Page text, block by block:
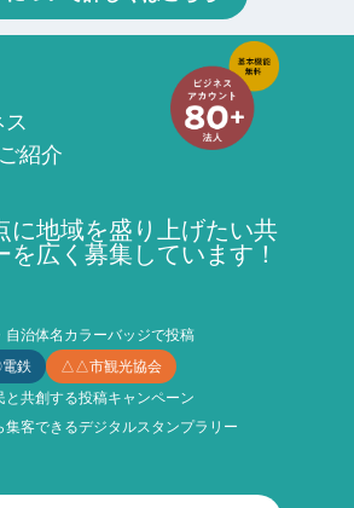
紹介
に地域を盛り上げたい共
を広く募集しています！
治体名カラーバッジで投稿
鉄
△△市観光協会
共創する投稿キャンペーン
客できるデジタルスタンプラリー